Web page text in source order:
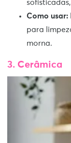
Como usar:
para
morna.
3. Cerâmica